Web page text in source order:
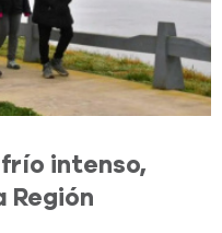
intenso,
Región